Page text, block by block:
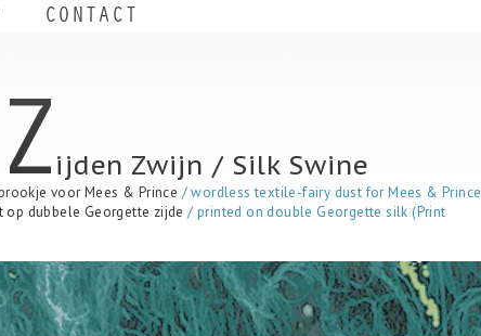
CONTACT
Zijden Zwijn / Silk Swine
voor Mees & Prince /wordless textile-fairy dust forMees & Prince
op dubbele Georgette zijde/ printed on double Georgette silk (Print